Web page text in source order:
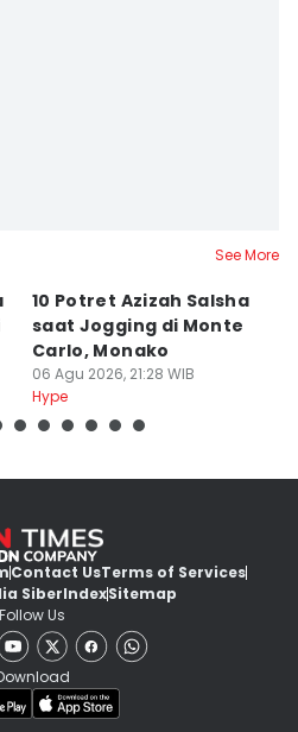
See More
10 Potret Azizah Salsha
saat Jogging di Monte
Carlo, Monako
06 Agu 2026, 21:28 WIB
Hype
Contact UsTerms of Services
SiberIndexSitemap
Follow Us